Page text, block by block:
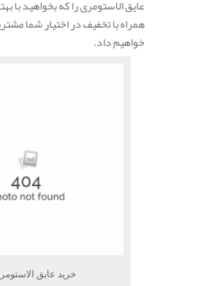
عایق الاستومری را که بخواهید با
همراه با تخفیف در اختیار شما
خواهیم داد.
خرید عایق